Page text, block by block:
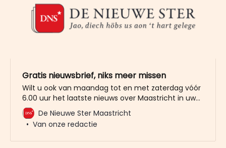
Gratis nieuwsbrief, niks meer missen
Wilt u ook van maandag tot en met zaterdag vóór
6.00 uur het laatste nieuws over Maastricht in uw
mailbox? Meld u dan gratis aan voor de nieuwbrief
van De Nieuwe Ster. Meer dan 20.000 trouwe lezers
gingen u al voor. Het enige wat wij van u vragen
De Nieuwe Ster Maastricht
Van onze redactie